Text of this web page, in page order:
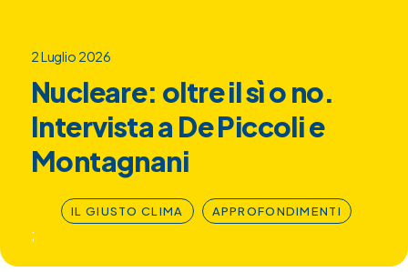
2 Luglio 2026
Nucleare: oltre il sì o no.
Intervista a De Piccoli e
Montagnani
IL GIUSTO CLIMA APPROFONDIMENTI
;